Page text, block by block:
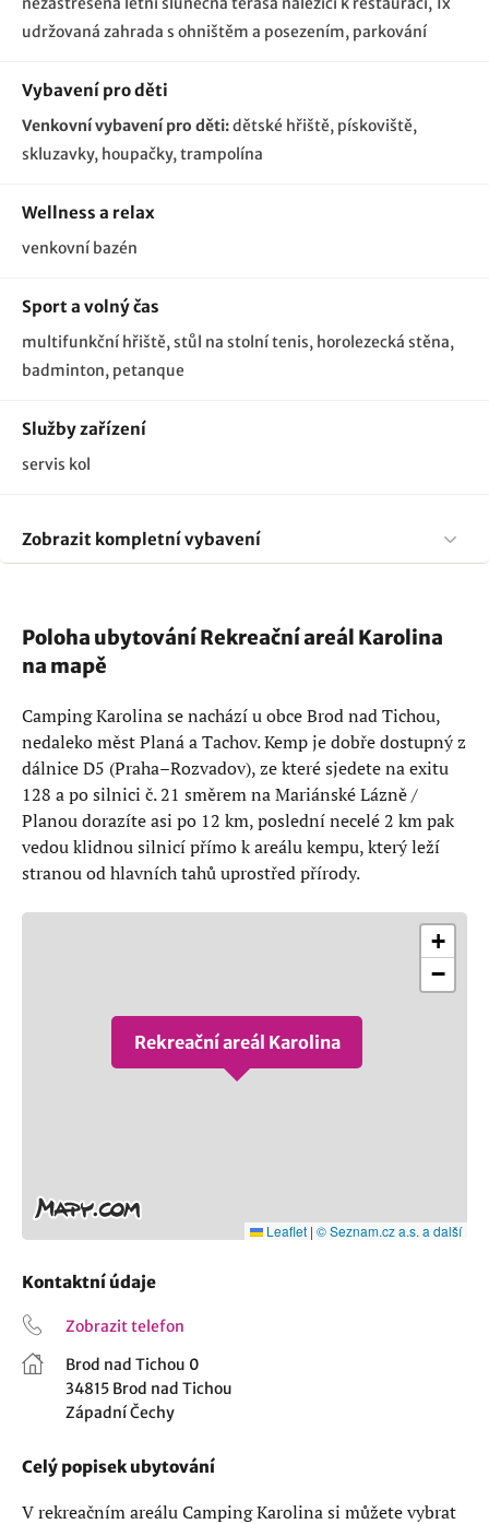
Vybavení pro děti
Venkovní vybavení pro děti:dětské hřiště pískoviště
skluzavky houpačky trampolína
Sport a volný čas
multifunkční hřiště, stůl na stolní tenis, horolezecká stěna,
badminton, petanque
udržovaná zahrada s ohništěm a posezením parkování
Wellness a relax
venkovní bazén
Služby zařízení
servis kol
Zobrazit kompletní vybavení
Poloha ubytování Rekreační areál Karolina
na mapě
Camping Karolina se nachází u obce Brod nad Tichou,
nedaleko měst Planá a Tachov. Kemp je dobře dostupný z
dálnice D5 (Praha–Rozvadov), ze které sjedete na exitu
128 a po silnici č. 21 směrem na Mariánské Lázně /
Planou dorazíte asi po 12 km, poslední necelé 2 km pak
vedou klidnou silnicí přímo k areálu kempu, který leží
stranou od hlavních tahů uprostřed přírody.
Rekreační areál Karolina
+
−
Leaflet | © Seznam.cz a.s. a další
Celý popisek ubytování
V rekreačním areálu Camping Karolina si můžete vybrat
Kontaktní údaje
Zobrazit telefon
Brod nad Tichou 0
34815 Brod nad Tichou
Západní Čechy